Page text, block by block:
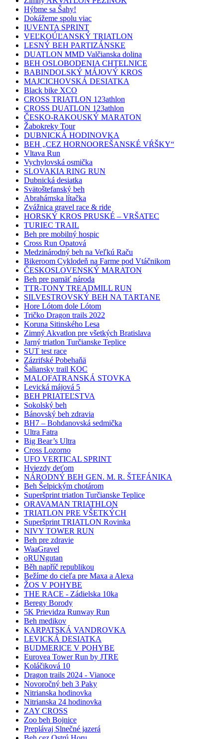
Hýbme sa Šahy!
Dokážeme spolu viac
IUVENTA SPRINT
VEĽKOÚĽANSKÝ TRIATLON
LESNÝ BEH PARTIZÁNSKE
DUATLON MMD Valčianska dolina
BEH OSLOBODENIA CHTELNICE
BABINDOLSKÝ MÁJOVÝ KROS
MAJCICHOVSKÁ DESIATKA
Black bike XCO
CROSS TRIATLON 123athlon
CROSS DUATLON 123athlon
ČESKO-RAKOUSKÝ MARATON
Žabokreky Tour
DUBNICKÁ HODINOVKA
BEH „CEZ HORNOOREŠANSKÉ VŔŠKY“
Vltava Run
Vychylovská osmička
SLOVAKIA RING RUN
Dubnická desiatka
Svätoštefanský beh
Abrahámska lítačka
Zvážnica gravel race & ride
HORSKÝ KROS PRUSKÉ – VRŠATEC
TURIEC TRAIL
Beh pre mobilný hospic
Cross Run Opatová
Medzinárodný beh na Veľkú Raču
Bikeroom Cyklodeň na Farme pod Vtáčnikom
ČESKOSLOVENSKÝ MARATON
Beh pre pamäť národa
TTR-TONY TREADMILL RUN
SILVESTROVSKÝ BEH NA TARTANE
Hore Lótom dole Lótom
Tričko Dragon trails 2022
Koruna Sitinského Lesa
Zimný Akvatlon pre všetkých Bratislava
Jarný triatlon Turčianske Teplice
SUT test race
Zázrifské Pobehaňä
Šaliansky trail KOC
MALOFATRANSKÁ STOVKA
Levická májová 5
BEH PRIATEĽSTVA
Sokolský beh
Bánovský beh zdravia
BH7 – Bohdanovská sedmička
Ultra Fatra
Big Bear’s Ultra
Cross Lozorno
UFO VERTICAL SPRINT
Hviezdy deťom
NÁRODNÝ BEH GEN. M. R. ŠTEFÁNIKA
Beh Šelpickým chotárom
Superšprint triatlon Turčianske Teplice
ORAVAMAN TRIATHLON
TRIATLON PRE VŠETKÝCH
Superšprint TRIATLON Rovinka
NIVY TOWER RUN
Beh pre zdravie
WaaGravel
oRUNgutan
Běh napříč republikou
Bežíme do cieľa pre Maxa a Alexa
ŽOS V POHYBE
THE RACE - Zádielska 10ka
Beregy Borody
5K Prievidza Runway Run
Beh medikov
KARPATSKÁ VANDROVKA
LEVICKÁ DESIATKA
BUDMERICE V POHYBE
Eurovea Tower Run by JTRE
Koláčiková 10
Dragon trails 2024 - Vianoce
Novoročný beh 3 Paky
Nitrianska hodinovka
Nitrianska 24 hodinovka
ZAY CROSS
Zoo beh Bojnice
Preplávaj Slnečné jazerá